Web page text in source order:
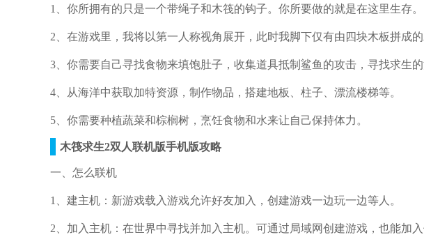
1、你所拥有的只是一个带绳子和木筏的钩子。你所要做的就是在这里生存。
2、在游戏里，我将以第一人称视角展开，此时我脚下仅有由四块木板拼成的
3、你需要自己寻找食物来填饱肚子，收集道具抵制鲨鱼的攻击，寻找求生的
4、从海洋中获取加特资源，制作物品，搭建地板、柱子、漂流楼梯等。
5、你需要种植蔬菜和棕榈树，烹饪食物和水来让自己保持体力。
木筏求生2双人联机版手机版攻略
一、怎么联机
1、建主机：新游戏载入游戏允许好友加入，创建游戏一边玩一边等人。
2、加入主机：在世界中寻找并加入主机。可通过局域网创建游戏，也能加入